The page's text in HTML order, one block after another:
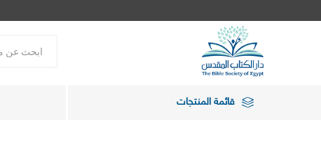
قائمة المنتجات